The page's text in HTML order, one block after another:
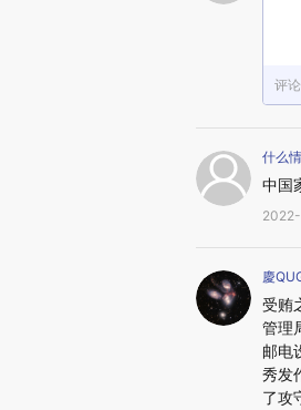
评
什么
中国
2022-
慶
受贿
管理
邮电
秀发
了攻